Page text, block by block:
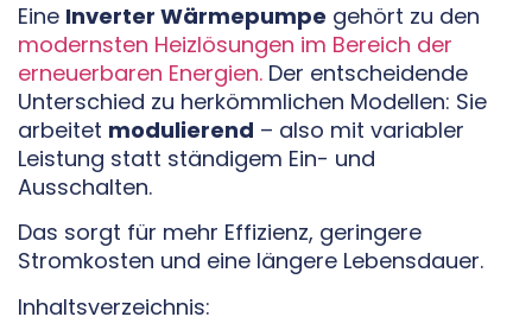
Eine Inverter Wärmepumpe gehört zu den
modernsten Heizlösungen im Bereich der
erneuerbaren Energien. Der entscheidende
Unterschied zu herkömmlichen Modellen: Sie
arbeitet modulierend – also mit variabler
Leistung statt ständigem Ein- und
Ausschalten.
Das sorgt für mehr Effizienz, geringere
Stromkosten und eine längere Lebensdauer.
Inhaltsverzeichnis: